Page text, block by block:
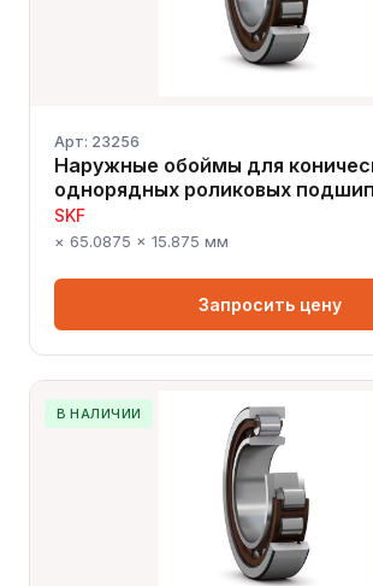
Арт: 23256
Наружные обоймы для
однорядных роликовых
SKF
× 65.0875 × 15.875 мм
Запросить цену
В НАЛИЧИИ